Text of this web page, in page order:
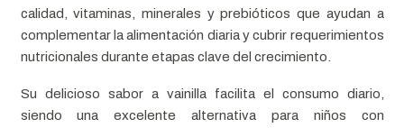
calidad, vitaminas, minerales y prebióticos que ayudan a
complementar la alimentación diaria y cubrir requerimientos
nutricionales durante etapas clave del crecimiento.
Su delicioso sabor a vainilla facilita el consumo diario,
siendo una excelente alternativa para niños con